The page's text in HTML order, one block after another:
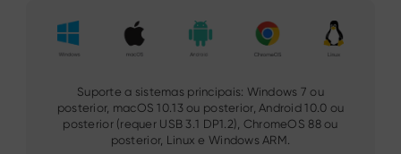
Suporte a sistemas principais: Windows 7 ou
posterior, macOS 10.13 ou posterior, Android 10.0 ou
posterior (requer USB 3.1 DP1.2), ChromeOS 88 ou
posterior, Linux e Windows ARM.